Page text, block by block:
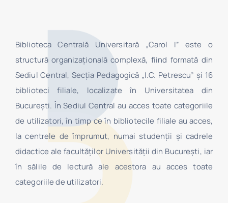
Biblioteca Centrală Universitară „Carol I” este o
structură organizaţională complexă, fiind formată din
Sediul Central, Secţia Pedagogică „I.C. Petrescu” şi 16
biblioteci filiale, localizate în Universitatea din
Bucureşti. În Sediul Central au acces toate categoriile
de utilizatori, în timp ce în bibliotecile filiale au acces,
la centrele de împrumut, numai studenţii şi cadrele
didactice ale facultăților Universității din București, iar
în sălile de lectură ale acestora au acces toate
categoriile de utilizatori.